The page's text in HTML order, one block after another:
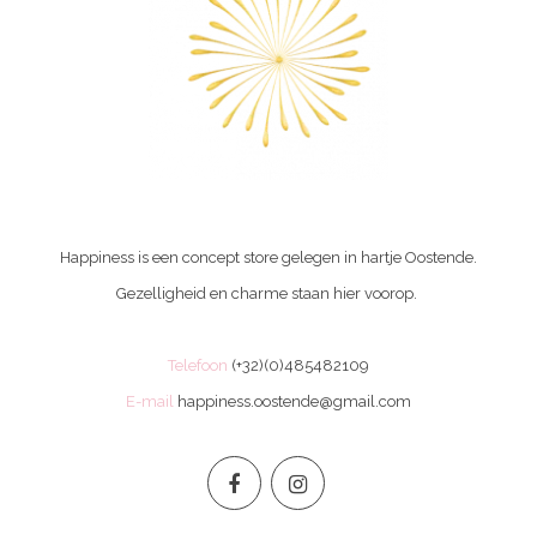
Happiness is een concept store gelegen in hartje Oostende.
Gezelligheid en charme staan hier voorop.
Telefoon (+32)(0)485482109
E-mail happiness.oostende@gmail.com